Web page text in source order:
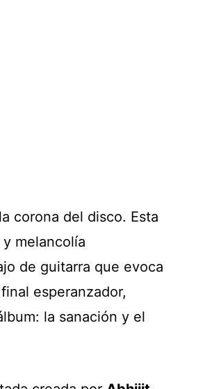
corona del disco. Esta
melancolía
de guitarra que evoca
esperanzador,
la sanación y el